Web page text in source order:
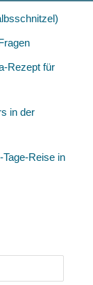
Rezept für
in der
Reise in